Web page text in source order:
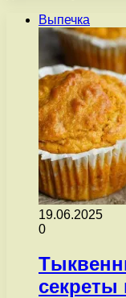
Выпечка
19.06.2025
0
секреты